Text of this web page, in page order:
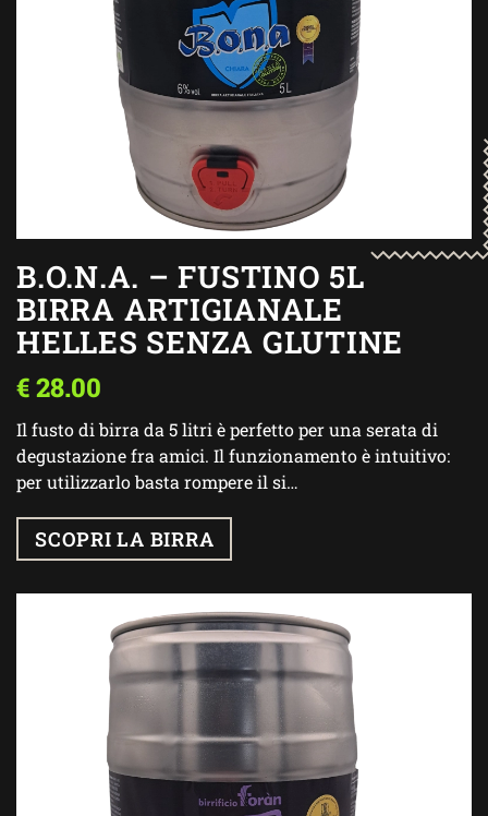
B.O.N.A. – FUSTINO 5L
BIRRA ARTIGIANALE
HELLES SENZA GLUTINE
€28.00
Il fusto di birra da 5 litri è perfetto per una serata di
degustazione fra amici. Il funzionamento è intuitivo:
per utilizzarlo basta rompere il si…
SCOPRI LA BIRRA